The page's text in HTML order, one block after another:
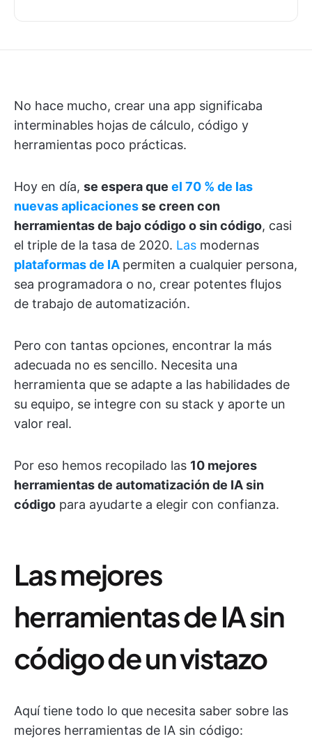
No hace mucho, crear una app significaba
interminables hojas de cálculo, código y
herramientas poco prácticas.
Hoy en día, se espera que el 70 % de las
nuevas aplicacionesse creen con
herramientas de bajo código o sin código, casi
el triple de la tasa de 2020. Las modernas
plataformas de IA permiten a cualquier persona,
sea programadora o no, crear potentes flujos
de trabajo de automatización.
Pero con tantas opciones, encontrar la más
adecuada no es sencillo. Necesita una
herramienta que se adapte a las habilidades de
su equipo, se integre con su stack y aporte un
valor real.
Por eso hemos recopilado las 10 mejores
herramientas de automatización de IA sin
código para ayudarte a elegir con confianza.
Las mejores
herramientas de IA sin
código de un vistazo
Aquí tiene todo lo que necesita saber sobre las
mejores herramientas de IA sin código: